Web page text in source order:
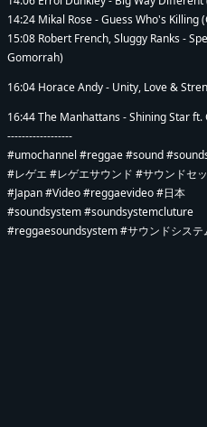
14:24 Mikal Rose - Guess Who's Killing
15:08 Robert French, Sluggy Ranks -
Gomorrah)
16:04 Horace Andy - Unity, Love &
16:44 The Manhattans - Shining Star
------------------
#umochannel #reggae #sound
#レゲエ #レゲエサウンド #サウンドセ
#Japan #Video #reggaevideo #日本
#soundsystem #soundsystemcluture
#reggaesoundsystem #サウンドシステ